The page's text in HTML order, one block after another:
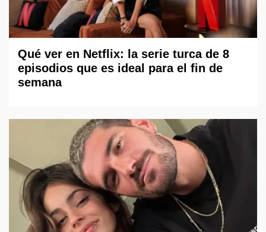
Qué ver en Netflix: la serie turca de 8
episodios que es ideal para el fin de
semana